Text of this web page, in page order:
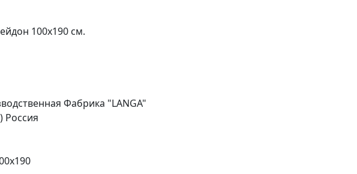
100х190 см.
Фабрика "LANGA"
Россия